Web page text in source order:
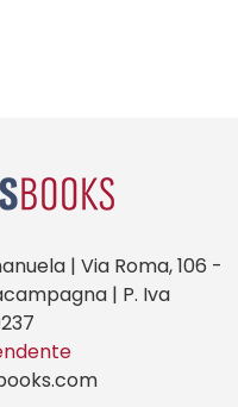
| Via Roma, 106 -
| P. Iva